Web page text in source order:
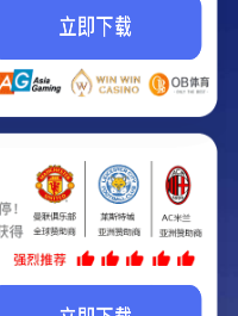
线啦...